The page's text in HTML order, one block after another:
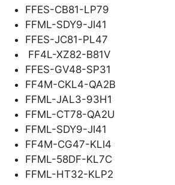
FFES-CB81-LP79
FFML-SDY9-JI41
FFES-JC81-PL47
FF4L-XZ82-B81V
FFES-GV48-SP31
FF4M-CKL4-QA2B
FFML-JAL3-93H1
FFML-CT78-QA2U
FFML-SDY9-JI41
FF4M-CG47-KLI4
FFML-58DF-KL7C
FFML-HT32-KLP2